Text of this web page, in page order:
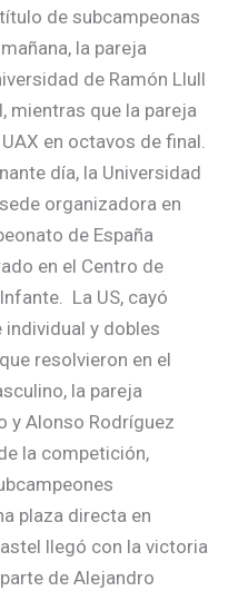
de subcampeonas
la pareja
de Ramón Llull
mientras que la pareja
en octavos de final.
día, la Universidad
organizadora en
de España
en el Centro de
La US, cayó
individual y dobles
resolvieron en el
la pareja
y Alonso Rodríguez
la competición,
plaza directa en
llegó con la victoria
de Alejandro